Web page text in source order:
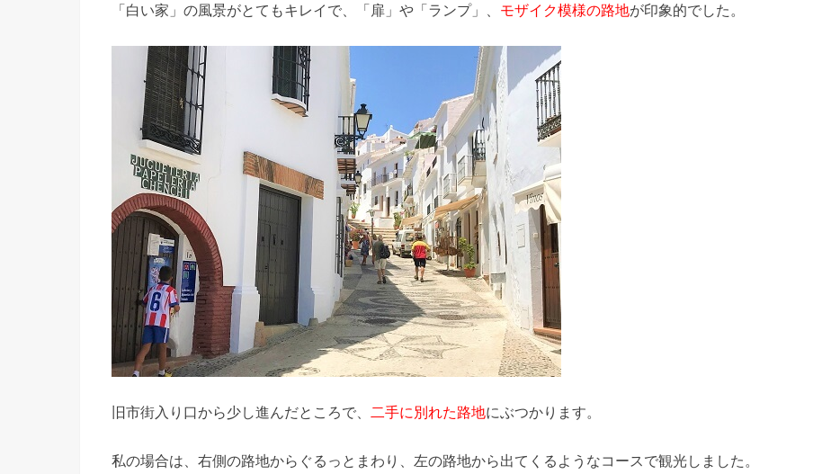
「白い家」の風景がとてもキレイで、「扉」や「ランプ」、 モザイク模様の路地が印象的でした。
旧市街入り口から少し進んだところで、 二手に別れた路地にぶつかります。
私の場合は、右側の路地からぐるっとまわり、左の路地から出てくるようなコースで観光しました。